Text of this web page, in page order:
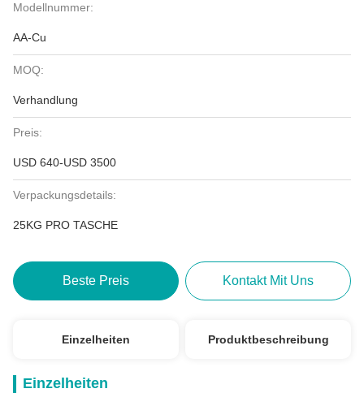
Modellnummer:
AA-Cu
MOQ:
Verhandlung
Preis:
USD 640-USD 3500
Verpackungsdetails:
25KG PRO TASCHE
Beste Preis Kontakt Mit Uns
Einzelheiten Produktbeschreibung
Einzelheiten